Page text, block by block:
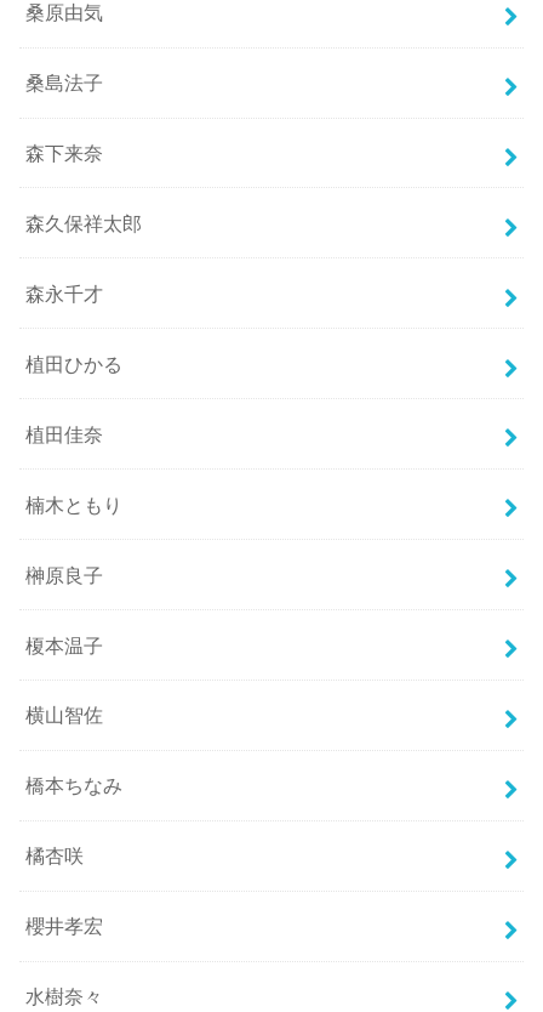
桑原由気
桑島法子
森下来奈
森久保祥太郎
森永千才
植田ひかる
植田佳奈
楠木ともり
榊原良子
榎本温子
横山智佐
橋本ちなみ
橘杏咲
櫻井孝宏
水樹奈々